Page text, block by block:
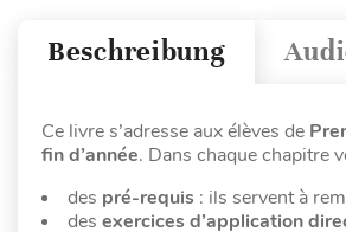
Beschreibung
Ce livre s’adresse aux élèves de
fin d’année. Dans chaque chapitre
des pré-requis : ils servent à
des exercices d’application